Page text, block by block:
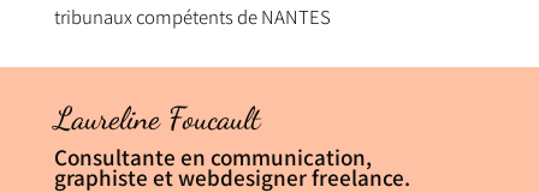
tribunaux compétents de NANTES
Laureline Foucault
Consultante en communication,
graphiste et webdesigner freelance.